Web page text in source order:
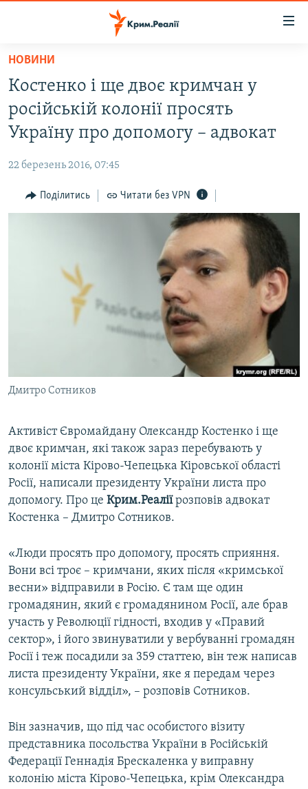
Перейти
основного
матеріалу
Перейти
до
основної
навігації
Перейти
до
ВІДЕО ТА ФОТО
БЛОГИ
ПОГЛЯД
СПЕЦПРОЕКТИ
ДЕПОРТАЦІЯ
ВІДЕОУРОКИ «ELIFBE»
ІНФОГРАФІКА
ЯК ОБІЙТИ БЛОКУВАННЯ
ДОЛУЧАЙСЯ!
Усі сайти RFE/RL
НОВИНИ
Костенко і ще двоє кримчан у
російській колонії просять
Україну про допомогу – адвокат
22 березень 2016, 07:45
Поділитись Читати без VPN
Дмитро Сотников
Активіст Євромайдану Олександр Костенко і ще
двоє кримчан, які також зараз перебувають у
колонії міста Кірово-Чепецька Кіровської області
Росії, написали президенту України листа про
допомогу. Про це Крим.Реаліїрозповів адвокат
Костенка – Дмитро Сотников.
«Люди просять про допомогу, просять сприяння.
Вони всі троє – кримчани, яких після «кримської
весни» відправили в Росію. Є там ще один
громадянин, який є громадянином Росії, але брав
участь у Революції гідності, входив у «Правий
сектор», і його звинуватили у вербуванні громадян
Росії і теж посадили за 359 статтею, він теж написав
листа президенту України, яке я передам через
консульський відділ», – розповів Сотников.
Він зазначив, що під час особистого візиту
представника посольства України в Російській
Федерації Геннадія Брескаленка у виправну
колонію міста Кірово-Чепецька, крім Олександра